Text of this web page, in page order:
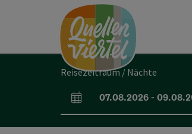
Zum InhaltAccesskey
[0]
Zur NavigationAccesskey
Zum Seitenanfang Accesskey
Reisezeitraum / Nächte
An- und Abreisefelder
07.08.2026-